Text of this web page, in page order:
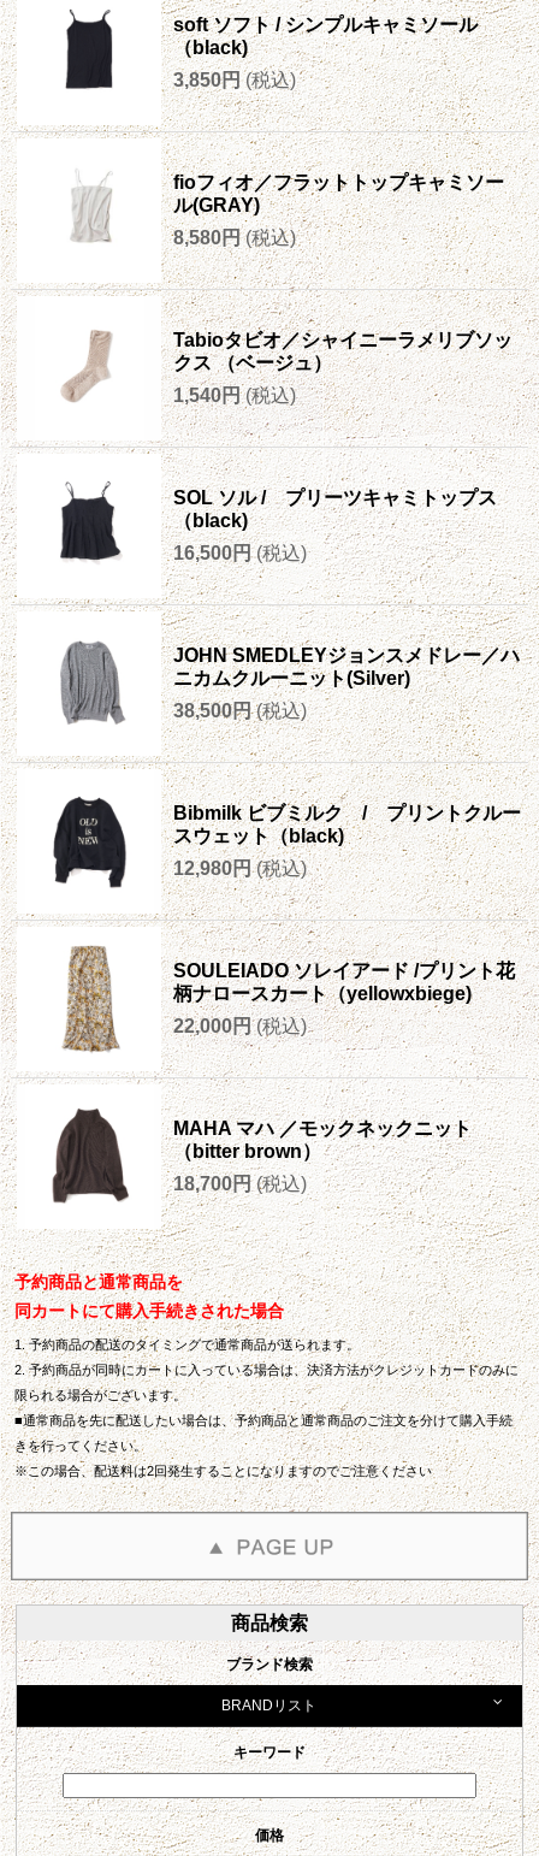
soft ソフト / シンプルキャミソール
（black)
3,850円 (税込)
fioフィオ／フラットトップキャミソー
ル(GRAY)
8,580円 (税込)
Tabioタビオ／シャイニーラメリブソッ
クス （ベージュ）
1,540円 (税込)
SOL ソル / プリーツキャミトップス
（black)
16,500円 (税込)
JOHN SMEDLEYジョンスメドレー／ハ
ニカムクルーニット(Silver)
38,500円 (税込)
Bibmilk ビブミルク / プリントクルー
スウェット（black)
12,980円 (税込)
SOULEIADO ソレイアード /プリント花
柄ナロースカート（yellowxbiege)
22,000円 (税込)
MAHA マハ ／モックネックニット
（bitter brown）
18,700円 (税込)
予約商品と通常商品を
同カートにて購入手続きされた場合
1. 予約商品の配送のタイミングで通常商品が送られます。
2. 予約商品が同時にカートに入っている場合は、決済方法がクレジットカードのみに
限られる場合がございます。
■通常商品を先に配送したい場合は、予約商品と通常商品のご注文を分けて購入手続
きを行ってください。
※この場合、配送料は2回発生することになりますのでご注意ください
商品検索
ブランド検索
BRANDリスト
キーワード
価格